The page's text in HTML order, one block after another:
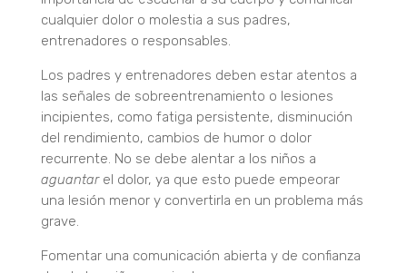
cualquier dolor o molestia a sus padres,
entrenadores o responsables.
Los padres y entrenadores deben estar atentos a
las señales de sobreentrenamiento o lesiones
incipientes, como fatiga persistente, disminución
del rendimiento, cambios de humor o dolor
recurrente. No se debe alentar a los niños a
aguantarel dolor, ya que esto puede empeorar
una lesión menor y convertirla en un problema más
grave.
Fomentar una comunicación abierta y de confianza